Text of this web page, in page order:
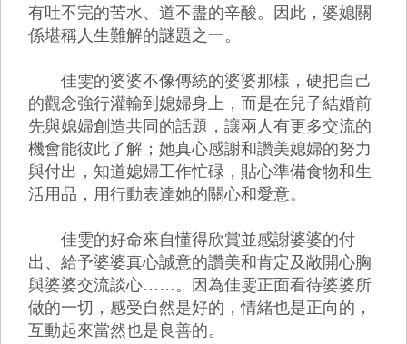
有吐不完的苦水、道不盡的辛酸。因此，婆媳關
係堪稱人生難解的謎題之一。
佳雯的婆婆不像傳統的婆婆那樣，硬把自己
的觀念強行灌輸到媳婦身上，而是在兒子結婚前
先與媳婦創造共同的話題，讓兩人有更多交流的
機會能彼此了解；她真心感謝和讚美媳婦的努力
與付出，知道媳婦工作忙碌，貼心準備食物和生
活用品，用行動表達她的關心和愛意。
佳雯的好命來自懂得欣賞並感謝婆婆的付
出、給予婆婆真心誠意的讚美和肯定及敞開心胸
與婆婆交流談心……。因為佳雯正面看待婆婆所
做的一切，感受自然是好的，情緒也是正向的，
互動起來當然也是良善的。